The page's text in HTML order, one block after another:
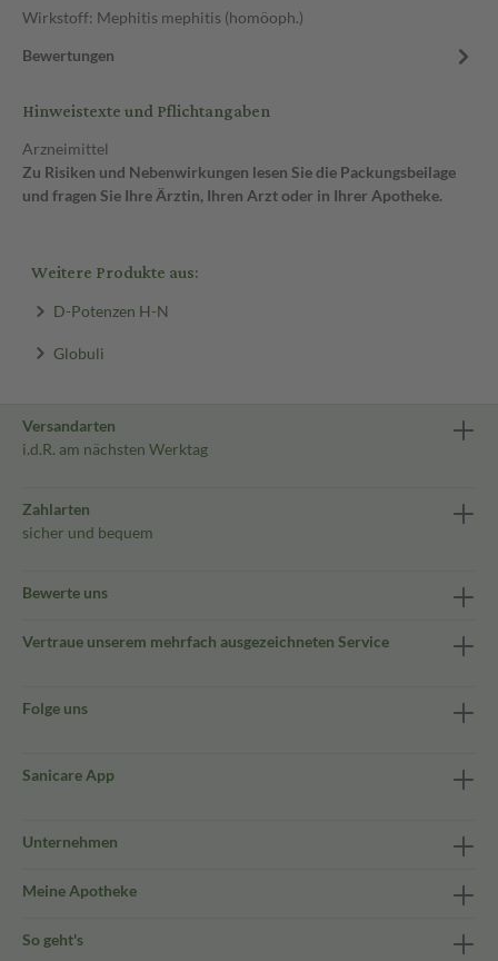
Wirkstoff: Mephitis mephitis (homöoph.)
Bewertungen
Hinweistexte und Pflichtangaben
Arzneimittel
Zu Risiken und Nebenwirkungen lesen Sie die Packungsbeilage
und fragen Sie Ihre Ärztin, Ihren Arzt oder in Ihrer Apotheke.
Weitere Produkte aus:
D-Potenzen H-N
Globuli
Versandarten
i.d.R. am nächsten Werktag
Zahlarten
sicher und bequem
Bewerte uns
Vertraue unserem mehrfach ausgezeichneten Service
Folge uns
Sanicare App
Unternehmen
Meine Apotheke
So geht's